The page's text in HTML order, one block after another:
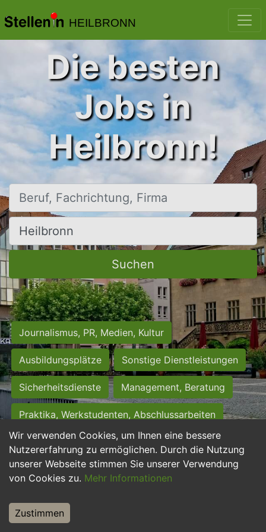
HEILBRONN
Wir verwenden Cookies, um Ihnen eine bessere
Nutzererfahrung zu ermöglichen. Durch die Nutzung
unserer Webseite stimmen Sie unserer Verwendung
von Cookies zu. Mehr Informationen
Zustimmen
Die besten
Jobs in
Heilbronn!
Beruf, Fachrichtung, Firma
Ort, Stadt
Suchen
Journalismus, PR, Medien, Kultur
Ausbildungsplätze Sonstige Dienstleistungen
Sicherheitsdienste Management, Beratung
Praktika, Werkstudenten, Abschlussarbeiten
Personalwesen Assistenz, Sekretariat
Hilfskräfte, Aushilfs- und Nebenjobs
Weiterbildung, Studium, duale Ausbildung